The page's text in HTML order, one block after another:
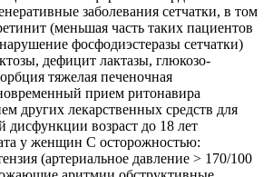
заболевания сетчатки, в том
(меньшая часть таких пациентов
фосфодиэстеразы сетчатки)
дефицит лактазы, глюкозо-
тяжелая печеночная
прием ритонавира
других лекарственных средств для
дисфункции возраст до 18 лет
у женщин С осторожностью:
(артериальное давление > 170/100